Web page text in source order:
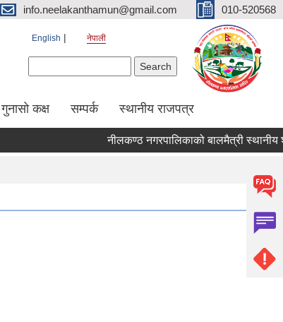
info.neelakanthamun@gmail.com 010-520568
English नेपाली
गुनासो कक्ष सम्पर्क स्थानीय राजपत्र
नीलकण्ठ नगरपालिकाको बालमैत्री स्थानीय